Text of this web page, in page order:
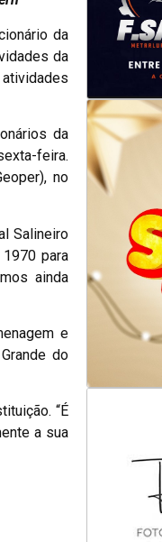
da
da
da
feira.
no
Salineiro
para
ainda
e
do
“É
a sua